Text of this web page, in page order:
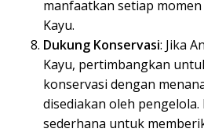
manfaatkan setiap
Kayu.
Dukung Konservasi: Jika
Kayu, pertimbangkan
konservasi dengan
disediakan oleh pengelola.
sederhana untuk